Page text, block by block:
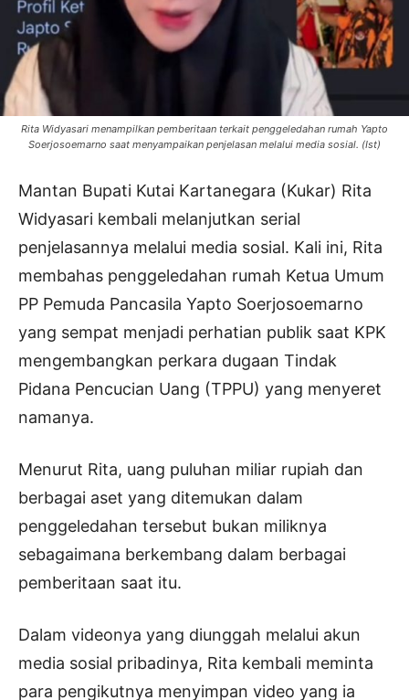
Rita Widyasari menampilkan pemberitaan terkait penggeledahan rumah Yapto
Soerjosoemarno saat menyampaikan penjelasan melalui media sosial. (Ist)
Mantan Bupati Kutai Kartanegara (Kukar) Rita
Widyasari kembali melanjutkan serial
penjelasannya melalui media sosial. Kali ini, Rita
membahas penggeledahan rumah Ketua Umum
PP Pemuda Pancasila Yapto Soerjosoemarno
yang sempat menjadi perhatian publik saat KPK
mengembangkan perkara dugaan Tindak
Pidana Pencucian Uang (TPPU) yang menyeret
namanya.
Menurut Rita, uang puluhan miliar rupiah dan
berbagai aset yang ditemukan dalam
penggeledahan tersebut bukan miliknya
sebagaimana berkembang dalam berbagai
pemberitaan saat itu.
Dalam videonya yang diunggah melalui akun
media sosial pribadinya, Rita kembali meminta
para pengikutnya menyimpan video yang ia